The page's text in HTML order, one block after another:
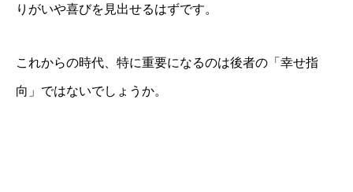
りがいや喜びを見出せるはずです。
これからの時代、特に重要になるのは後者の「幸せ指
向」ではないでしょうか。